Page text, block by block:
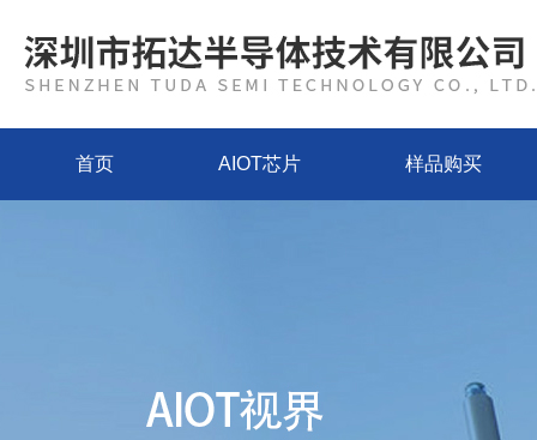
首页 AIOT芯片 样品购买